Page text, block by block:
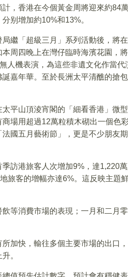
，香港在今個黃金周將迎來約84
别增加約10%和13%。
繼「超級三月」系列活動後，將
周四晚上在灣仔臨時海濱花園，
人機表演，為這些非遺文化作當代
嘉年華。至於長洲太平清醮的搶包
平山頂淩宵閣的「細看香港」微
場用超過12萬粒積木砌出一個色
國五月藝術節」，更是不少朋友
訪港旅客人次增加9%，達1,220
旅客的增幅亦達6%。這反映主題
等消費市場的表現；一月和二月
加快，輸往多個主要市場的出口
。